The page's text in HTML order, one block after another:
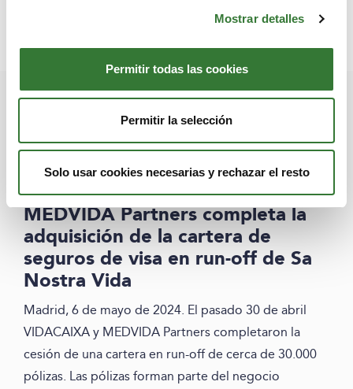
Mostrar detalles
Permitir todas las cookies
Permitir la selección
Solo usar cookies necesarias y rechazar el resto
Últimas noticias
6 mayo, 2024
MEDVIDA Partners completa la
adquisición de la cartera de
seguros de visa en run-off de Sa
Nostra Vida
Madrid, 6 de mayo de 2024. El pasado 30 de abril
VIDACAIXA y MEDVIDA Partners completaron la
cesión de una cartera en run-off de cerca de 30.000
pólizas. Las pólizas forman parte del negocio